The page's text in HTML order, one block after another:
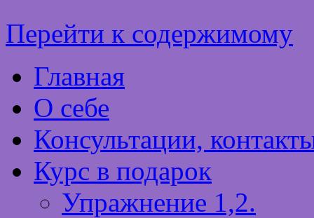
Перейти к содержимому
Главная
О себе
Консультации,
Курс в подарок
Упражнение 1,2.